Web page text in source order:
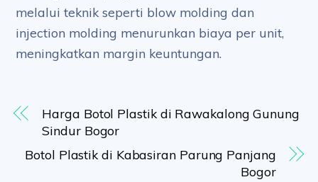
melalui teknik seperti blow molding dan
injection molding menurunkan biaya per unit,
meningkatkan margin keuntungan.
Harga Botol Plastik di Rawakalong Gunung
Sindur Bogor
Botol Plastik di Kabasiran Parung Panjang
Bogor